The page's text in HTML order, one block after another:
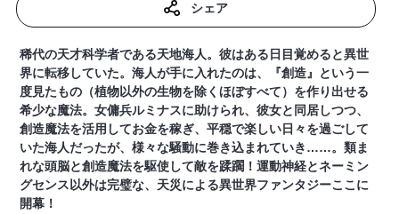
シェア
稀代の天才科学者である天地海人。彼はある日目覚めると異世
界に転移していた。海人が手に入れたのは、『創造』という一
度見たもの（植物以外の生物を除くほぼすべて）を作り出せる
希少な魔法。女傭兵ルミナスに助けられ、彼女と同居しつつ、
創造魔法を活用してお金を稼ぎ、平穏で楽しい日々を過ごして
いた海人だったが、様々な騒動に巻き込まれていき……。類ま
れな頭脳と創造魔法を駆使して敵を蹂躙！運動神経とネーミン
グセンス以外は完璧な、天災による異世界ファンタジーここに
開幕！